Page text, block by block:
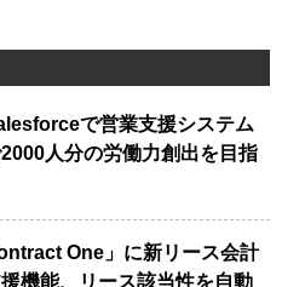
で営業支援システム
人分の労働力創出を目指
One」に新リース会計
機能、リース該当性を自動